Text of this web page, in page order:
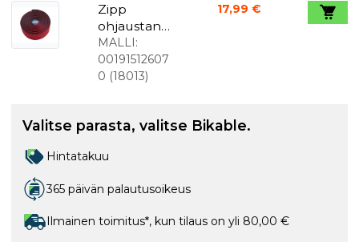
Zipp
ohjaustang
on nauha
punainen
CX Service
MALLI:
00191512607
0 (18013)
17,99 €
Valitse parasta, valitse Bikable.
Hintatakuu
365 päivän palautusoikeus
Ilmainen toimitus*, kun tilaus on yli 80,00 €